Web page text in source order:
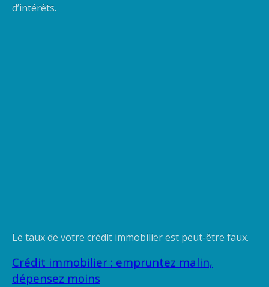
d’intérêts.
Le taux de votre crédit immobilier est peut-être faux.
Crédit immobilier : empruntez malin,
dépensez moins